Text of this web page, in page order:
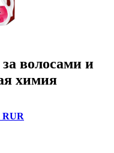
волосами и
химия
RUR